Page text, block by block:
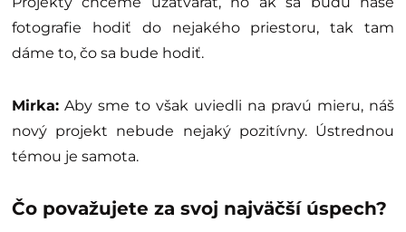
fotografie hodiť do nejakého priestoru, tak tam
dáme to, čo sa bude hodiť.
Mirka: Aby sme to však uviedli na pravú mieru, náš
nový projekt nebude nejaký pozitívny. Ústrednou
témou je samota.
Čo považujete za svoj najväčší úspech?